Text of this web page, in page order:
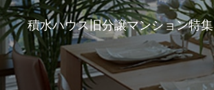
積水ハウス旧分譲マンション特集